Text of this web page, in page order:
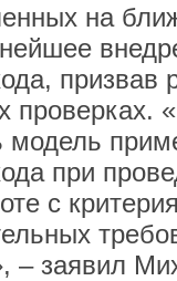
на
призвав
проверках.
модель
при
с
– заявил